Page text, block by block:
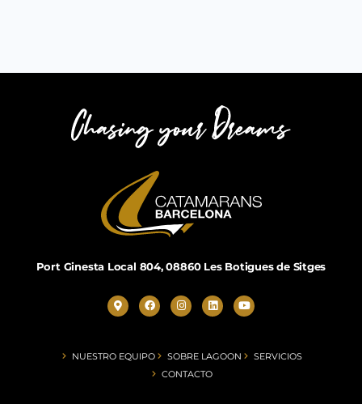
Port Ginesta Local 804, 08860 Les Botigues de Sitges
NUESTRO EQUIPO SOBRE LAGOON
SERVICIOS
CONTACTO